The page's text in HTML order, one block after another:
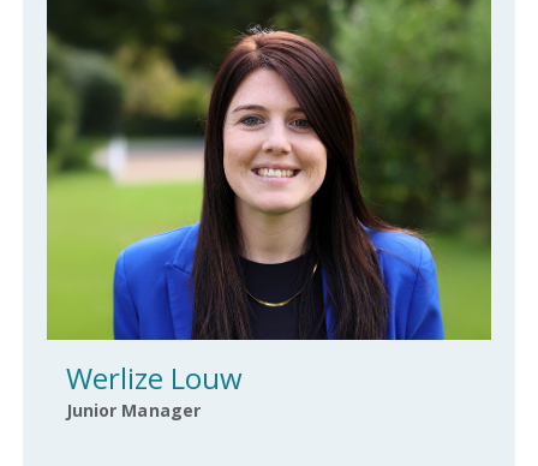
Werlize Louw
Junior Manager